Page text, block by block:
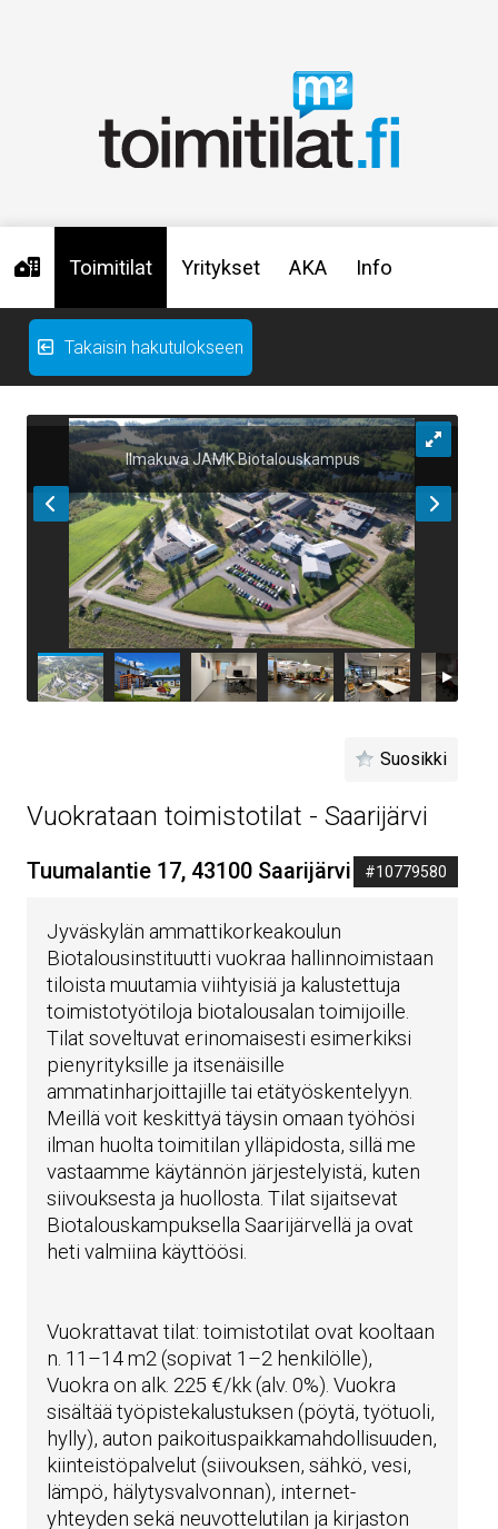
Toimitilat Yritykset AKA Info
Takaisin hakutulokseen
Ilmakuva JAMK Biotalouskampus
Suosikki
Vuokrataan toimistotilat - Saarijärvi
Tuumalantie 17, 43100 Saarijärvi #10779580
Jyväskylän ammattikorkeakoulun
Biotalousinstituutti vuokraa hallinnoimistaan
tiloista muutamia viihtyisiä ja kalustettuja
toimistotyötiloja biotalousalan toimijoille.
Tilat soveltuvat erinomaisesti esimerkiksi
pienyrityksille ja itsenäisille
ammatinharjoittajille tai etätyöskentelyyn.
Meillä voit keskittyä täysin omaan työhösi
ilman huolta toimitilan ylläpidosta, sillä me
vastaamme käytännön järjestelyistä, kuten
siivouksesta ja huollosta. Tilat sijaitsevat
Biotalouskampuksella Saarijärvellä ja ovat
heti valmiina käyttöösi.
Vuokrattavat tilat: toimistotilat ovat kooltaan
n. 11–14 m2 (sopivat 1–2 henkilölle),
Vuokra on alk. 225 €/kk (alv. 0%). Vuokra
sisältää työpistekalustuksen (pöytä, työtuoli,
hylly), auton paikoituspaikkamahdollisuuden,
kiinteistöpalvelut (siivouksen, sähkö, vesi,
lämpö, hälytysvalvonnan), internet-
yhteyden sekä neuvottelutilan ja kirjaston